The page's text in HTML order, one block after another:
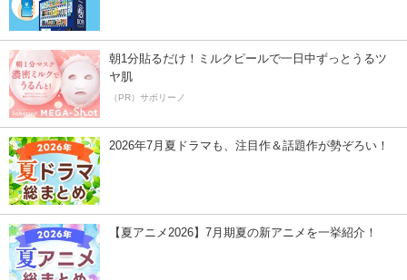
朝1分貼るだけ！ミルクピールで一日中ずっとうるツ
ヤ肌
（PR）サボリーノ
2026年7月夏ドラマも、注目作＆話題作が勢ぞろい！
【夏アニメ2026】7月期夏の新アニメを一挙紹介！